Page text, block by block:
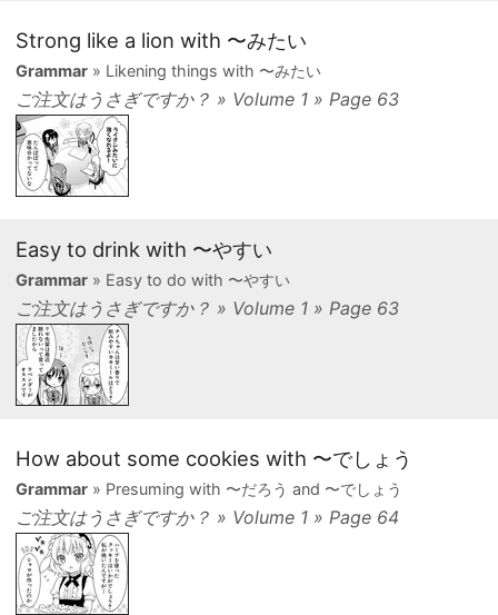
Strong like a lion with 〜みたい
Grammar» Likening things with 〜みたい
ご注文はうさぎですか？ » Volume 1 » Page 63
Easy to drink with 〜やすい
Grammar» Easy to do with 〜やすい
ご注文はうさぎですか？ » Volume 1 » Page 63
How about some cookies with 〜でしょう
Grammar» Presuming with 〜だろう and 〜でしょう
ご注文はうさぎですか？ » Volume 1 » Page 64